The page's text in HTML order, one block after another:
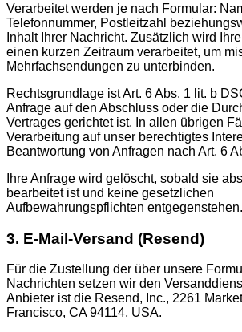
Verarbeitet werden je nach Formular:
Telefonnummer, Postleitzahl
Inhalt Ihrer Nachricht. Zusätzlich wird
einen kurzen Zeitraum verarbeitet, um
Mehrfachsendungen zu unterbinden.
Rechtsgrundlage ist Art. 6 Abs. 1 lit. b
Anfrage auf den Abschluss oder die
Vertrages gerichtet ist. In allen übrigen
Verarbeitung auf unser berechtigtes
Beantwortung von Anfragen nach Art. 6
Ihre Anfrage wird gelöscht, sobald sie
bearbeitet ist und keine gesetzlichen
Aufbewahrungspflichten entgegenstehen.
3. E-Mail-Versand (Resend)
Für die Zustellung der über unsere
Nachrichten setzen wir den
Anbieter ist die Resend, Inc., 2261
Francisco, CA 94114, USA.